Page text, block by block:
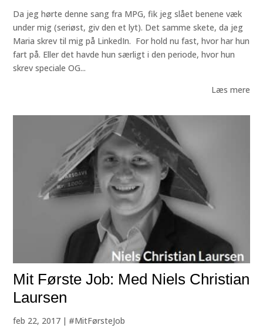
Da jeg hørte denne sang fra MPG, fik jeg slået benene væk
under mig (seriøst, giv den et lyt). Det samme skete, da jeg
Maria skrev til mig på LinkedIn. For hold nu fast, hvor har hun
fart på. Eller det havde hun særligt i den periode, hvor hun
skrev speciale OG...
Læs mere
Mit Første Job: Med Niels Christian
Laursen
feb 22, 2017 | #MitFørsteJob